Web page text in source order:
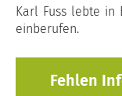
Karl Fuss lebte in
einberufen.
Fehlen